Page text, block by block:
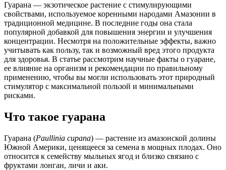
Гуарана — экзотическое растение с стимулирующими
свойствами, используемое коренными народами Амазонии в
традиционной медицине. В последние годы она стала
популярной добавкой для повышения энергии и улучшения
концентрации. Несмотря на положительные эффекты, важно
учитывать как пользу, так и возможный вред этого продукта
для здоровья. В статье рассмотрим научные факты о гуаране,
ее влияние на организм и рекомендации по правильному
применению, чтобы вы могли использовать этот природный
стимулятор с максимальной пользой и минимальными
рисками.
Что такое гуарана
Гуарана (Paullinia cupana) — растение из амазонской долины
Южной Америки, ценящееся за семена в мощных плодах. Оно
относится к семейству мыльных ягод и близко связано с
фруктами лонган, личи и аки.